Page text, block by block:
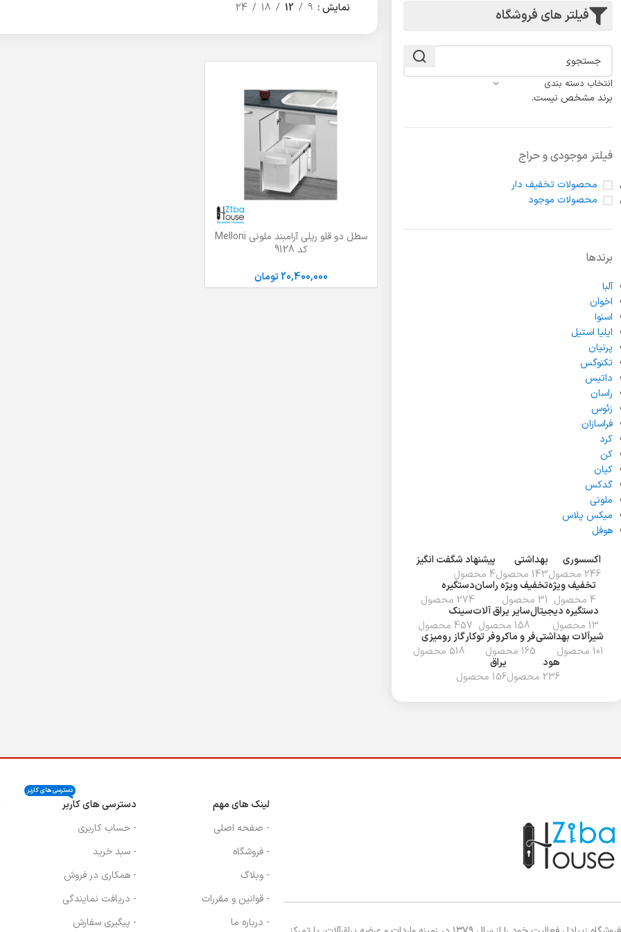
فیلتر های فروشگاه
انتخاب دسته بندی
برند مشخص نیست.
فیلتر موجودی و حراج
محصولات تخفیف دار
محصولات موجود
برندها
آلبا
اخوان
اسنوا
ایلیا استیل
پرنیان
تکنوگس
داتیس
راسان
زئوس
فراسازان
کرد
کن
کیان
گدکس
ملونی
میکس پلاس
هوفل
اکسسوری
246 محصول
بهداشتی
143 محصول
پیشنهاد شگفت انگیز
4 محصول
تخفیف ويژه
4 محصول
تخفیف ویژه راسان
31 محصول
دستگیره
274 محصول
دستگیره دیجیتال
13 محصول
سایر یراق آلات
158 محصول
سینک
457 محصول
شیرآلات بهداشتی
101 محصول
فر و ماکروفر توکار
165 محصول
گاز رومیزی
518 محصول
هود
236 محصول
یراق
156 محصول
نمایش 9
12
18
24
افزودن به سبد خرید
سطل دو قلو ریلی آرامبند ملونی Melloni
کد 9128
20,400,000تومان
لینک های مهم
- صفحه اصلی
- فروشگاه
- وبلاگ
- قوانین و مقررات
- درباره ما
دسترسی های کاربر
دسترسی های کاربر
- حساب کاربری
- سبد خرید
- همکاری در فروش
- دریافت نمایندگی
- پیگیری سفارش